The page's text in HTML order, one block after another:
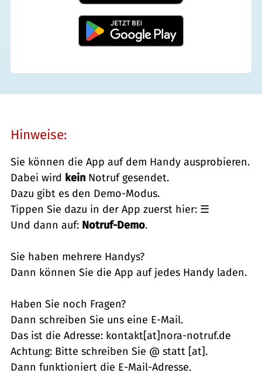
Hinweise:
Sie können die App auf dem Handy ausprobieren.
Dabei wird kein Notruf gesendet.
Dazu gibt es den Demo-Modus.
Tippen Sie dazu in der App zuerst hier: ☰
Und dann auf: Notruf-Demo.
Sie haben mehrere Handys?
Dann können Sie die App auf jedes Handy laden.
Haben Sie noch Fragen?
Dann schreiben Sie uns eine E-Mail.
Das ist die Adresse: kontakt[at]nora-notruf.de
Achtung: Bitte schreiben Sie @ statt [at].
Dann funktioniert die E-Mail-Adresse.